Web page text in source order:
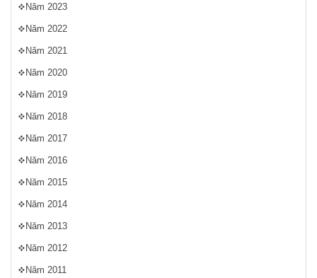
Năm 2023
Năm 2022
Năm 2021
Năm 2020
Năm 2019
Năm 2018
Năm 2017
Năm 2016
Năm 2015
Năm 2014
Năm 2013
Năm 2012
Năm 2011